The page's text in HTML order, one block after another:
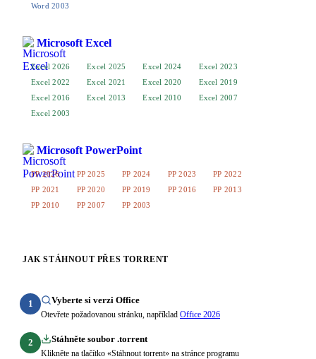
Word 2003
Microsoft Excel
Excel 2026 Excel 2025 Excel 2024
Excel 2023
Excel 2022
Excel 2021 Excel 2020
Excel 2019
Excel 2016
Excel 2013 Excel 2010
Excel 2007
Excel 2003
Microsoft PowerPoint
PP 2026 PP 2025 PP 2024 PP 2023
PP 2022
PP 2021
PP 2020 PP 2019 PP 2016
PP 2013
PP 2010
PP 2007 PP 2003
JAK STÁHNOUT PŘES TORRENT
1 Vyberte si verzi Office
Otevřete požadovanou stránku, například Office 2026
2 Stáhněte soubor .torrent
Klikněte na tlačítko «Stáhnout torrent» na stránce programu